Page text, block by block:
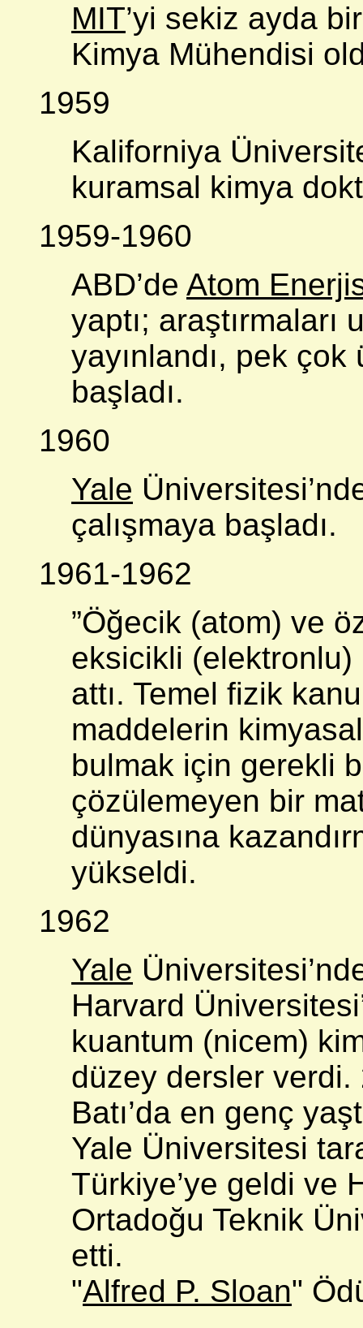
MIT’yi sekiz ayda
Kimya Mühendisi
1959
Kaliforniya
kuramsal kimya
1959-1960
ABD’de Atom
yaptı; araştırmaları
yayınlandı, pek
başladı.
1960
Yale
çalışmaya başladı.
1961-1962
”Öğecik (atom) ve
eksicikli (elektronlu)
attı. Temel fizik
maddelerin
bulmak için gerekli
çözülemeyen bir
dünyasına
yükseldi.
1962
Yale
Harvard
kuantum (nicem)
düzey dersler verdi.
Batı’da en genç
Yale Üniversitesi
Türkiye’ye geldi ve
Ortadoğu Teknik
etti.
"Alfred P. Sloan"